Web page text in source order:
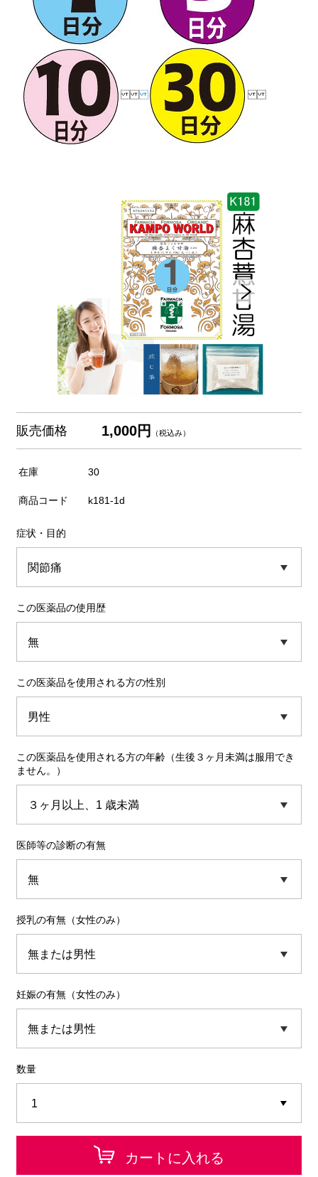
販売価格 1,000円 （税込み）
在庫 30
商品コード k181-1d
症状・目的
この医薬品の使用歴
この医薬品を使用される方の性別
この医薬品を使用される方の年齢（生後３ヶ月未満は服用でき
ません。）
医師等の診断の有無
授乳の有無（女性のみ）
妊娠の有無（女性のみ）
数量
カートに入れる